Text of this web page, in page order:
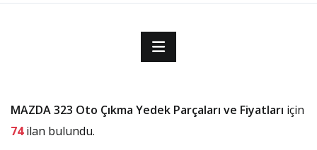
MAZDA 323 Oto Çıkma Yedek Parçaları ve Fiyatları için
74ilan bulundu.